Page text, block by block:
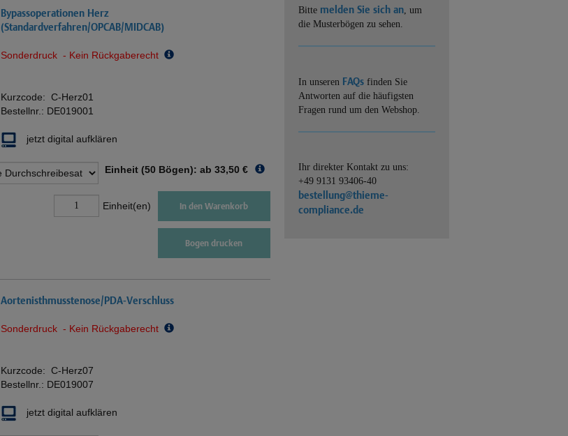
Bypassoperationen Herz
(Standardverfahren/OPCAB/MIDCAB)
Sonderdruck - Kein Rückgaberecht
Kurzcode: C-Herz01
Bestellnr.: DE019001
jetzt digital aufklären
Einheit (50 Bögen): ab 33,50 €
Einheit(en) In den Warenkorb
Bogen drucken
Aortenisthmusstenose/PDA-Verschluss
Sonderdruck - Kein Rückgaberecht
Kurzcode: C-Herz07
Bestellnr.: DE019007
jetzt digital aufklären
Bitte melden Sie sich an, um
die Musterbögen zu sehen.
In unseren FAQs finden Sie
Antworten auf die häufigsten
Fragen rund um den Webshop.
Ihr direkter Kontakt zu uns:
+49 9131 93406-40
bestellung@thieme-
compliance.de